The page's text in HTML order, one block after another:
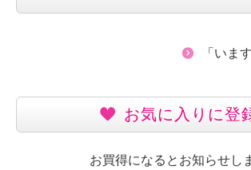
「いま
お気に入りに登
お買得になるとお知らせし